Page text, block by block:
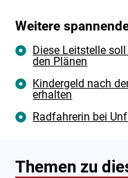
Weitere
Diese Leitstelle
den Plänen
Kindergeld nach
erhalten
Radfahrerin bei
Themen zu